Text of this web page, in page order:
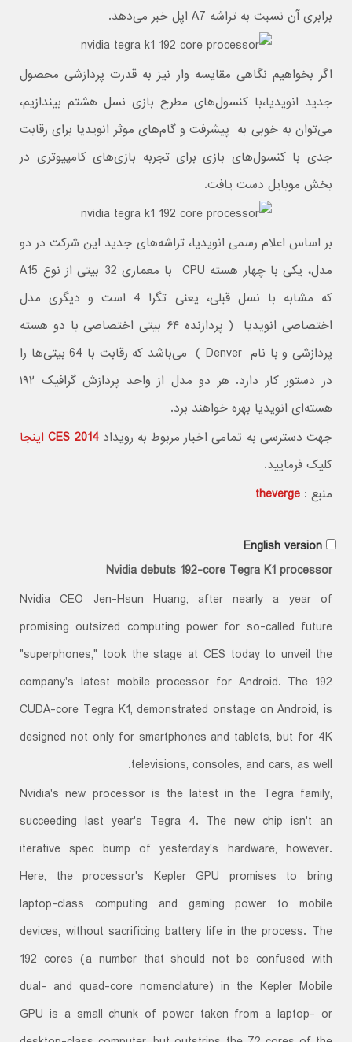
برابری آن نسبت به تراشه A7 اپل خبر می‌دهد.
اگر بخواهیم نگاهی مقایسه وار نیز به قدرت پردازشی محصول
جدید انویدیا،‌با کنسول‌های مطرح بازی نسل هشتم بیندازیم،
می‌توان به خوبی به پیشرفت و گام‌های موثر انویدیا برای رقابت
جدی با کنسول‌های بازی برای تجربه بازی‌های کامپیوتری در
بخش موبایل دست یافت.
بر اساس اعلام رسمی انویدیا، تراشه‌های جدید این شرکت در دو
مدل، یکی با چهار هسته CPU با معماری 32 بیتی از نوع A15
که مشابه با نسل قبلی، یعنی تگرا 4 است و دیگری مدل
اختصاصی انویدیا ( پردازنده ۶۴ بیتی اختصاصی با دو هسته
پردازشی و با نام Denver ) می‌باشد که رقابت با 64 بیتی‌ها را
در دستور کار دارد. هر دو مدل از واحد پردازش گرافیک ۱۹۲
هسته‌ای انویدیا بهره خواهند برد.
جهت دسترسی به تمامی اخبار مربوط به رویدادCES 2014 اینجا
کلیک فرمایید.
منبع :theverge
English version
Nvidia debuts 192-core Tegra K1 processor
Nvidia CEO Jen-Hsun Huang, after nearly a year of
promising outsized computing power for so-called future
"superphones," took the stage at CES today to unveil the
company's latest mobile processor for Android. The 192
CUDA-core Tegra K1, demonstrated onstage on Android, is
designed not only for smartphones and tablets, but for 4K
televisions, consoles, and cars, as well.
Nvidia's new processor is the latest in the Tegra family,
succeeding last year's Tegra 4. The new chip isn't an
iterative spec bump of yesterday's hardware, however.
Here, the processor's Kepler GPU promises to bring
laptop-class computing and gaming power to mobile
devices, without sacrificing battery life in the process. The
192 cores (a number that should not be confused with
dual- and quad-core nomenclature) in the Kepler Mobile
GPU is a small chunk of power taken from a laptop- or